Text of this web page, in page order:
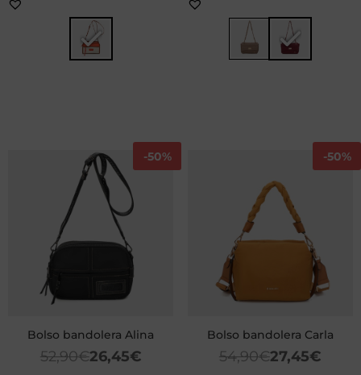
-50%
Bolso bandolera Alina
52,90€26,45€
-50%
Bolso bandolera Carla
54,90€27,45€